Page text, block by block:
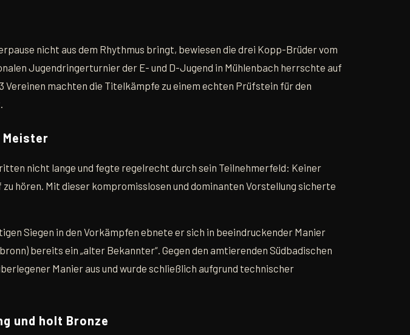
nicht aus dem Rhythmus bringt, bewiesen die drei Kopp-Brüder vom
Jugendringerturnier der E- und D-Jugend in Mühlenbach herrschte auf
machten die Titelkämpfe zu einem echten Prüfstein für den
Meister
nicht lange und fegte regelrecht durch sein Teilnehmerfeld: Keiner
hören. Mit dieser kompromisslosen und dominanten Vorstellung sicherte
Siegen in den Vorkämpfen ebnete er sich in beeindruckender Manier
bereits ein „alter Bekannter“. Gegen den amtierenden Südbadischen
Manier aus und wurde schließlich aufgrund technischer
und holt Bronze